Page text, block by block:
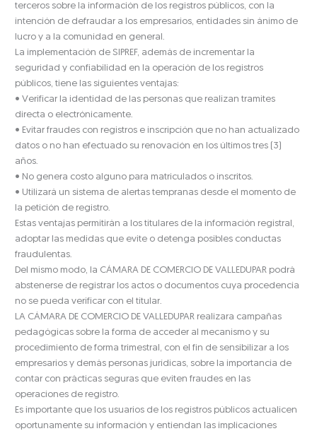
terceros sobre la información de los registros públicos, con la
intención de defraudar a los empresarios, entidades sin ánimo de
lucro y a la comunidad en general.
La implementación de SIPREF, además de incrementar la
seguridad y confiabilidad en la operación de los registros
públicos, tiene las siguientes ventajas:
• Verificar la identidad de las personas que realizan tramites
directa o electrónicamente.
• Evitar fraudes con registros e inscripción que no han actualizado
datos o no han efectuado su renovación en los últimos tres (3)
años.
• No genera costo alguno para matriculados o inscritos.
• Utilizará un sistema de alertas tempranas desde el momento de
la petición de registro.
Estas ventajas permitirán a los titulares de la información registral,
adoptar las medidas que evite o detenga posibles conductas
fraudulentas.
Del mismo modo, la CÁMARA DE COMERCIO DE VALLEDUPAR podrá
abstenerse de registrar los actos o documentos cuya procedencia
no se pueda verificar con el titular.
LA CÁMARA DE COMERCIO DE VALLEDUPAR realizara campañas
pedagógicas sobre la forma de acceder al mecanismo y su
procedimiento de forma trimestral, con el fin de sensibilizar a los
empresarios y demás personas jurídicas, sobre la importancia de
contar con prácticas seguras que eviten fraudes en las
operaciones de registro.
Es importante que los usuarios de los registros públicos actualicen
oportunamente su información y entiendan las implicaciones